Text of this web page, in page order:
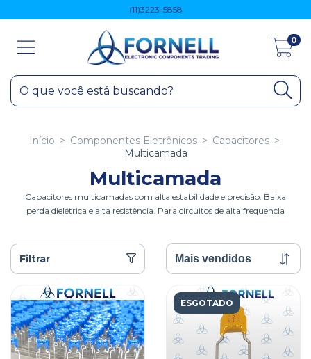
(11)3223-5858
0
Início > Componentes Eletrônicos > Capacitores >
Multicamada
Multicamada
Capacitores multicamadas com alta estabilidade e precisão. Baixa
perda dielétrica e alta resistência. Para circuitos de alta frequencia
Filtrar
ESGOTADO